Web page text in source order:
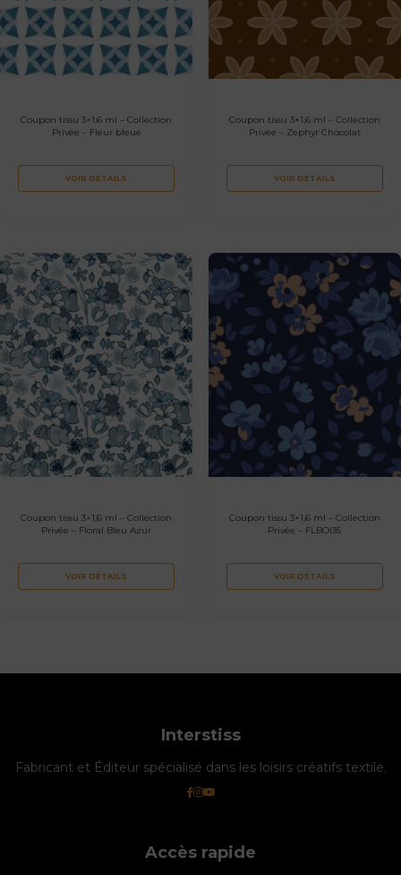
Coupon tissu 3×1,6 ml – Collection
Privée – Fleur bleue
VOIR DÉTAILS
Coupon tissu 3×1,6 ml – Collection
Privée – Zephyr Chocolat
VOIR DÉTAILS
Coupon tissu 3×1,6 ml – Collection
Privée – Floral Bleu Azur
VOIR DÉTAILS
Coupon tissu 3×1,6 ml – Collection
Privée – FLBOI35
VOIR DÉTAILS
Interstiss
Fabricant et Éditeur spécialisé dans les loisirs créatifs textile.
Accès rapide